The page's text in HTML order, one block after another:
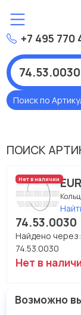
+7 495 770
Поиск по
ПОИСК
Нет в наличии
74.53.0030
Найдено через:
74.53.0030
Нет в
Возможно